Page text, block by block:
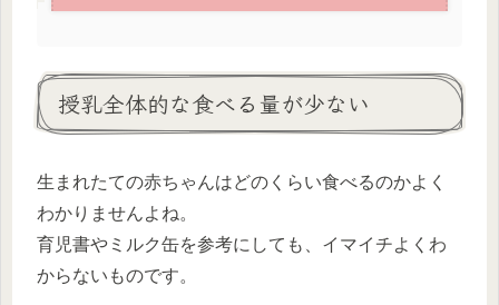
授乳全体的な食べる量が少ない
生まれたての赤ちゃんはどのくらい食べるのかよく
わかりませんよね。
育児書やミルク缶を参考にしても、イマイチよくわ
からないものです。